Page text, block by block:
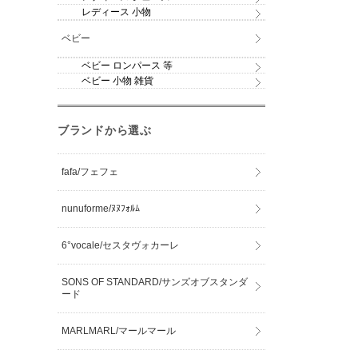
レディース 小物
ベビー
ベビー ロンパース 等
ベビー 小物 雑貨
ブランドから選ぶ
fafa/フェフェ
nunuforme/ﾇﾇﾌｫﾙﾑ
6°vocale/セスタヴォカーレ
SONS OF STANDARD/サンズオブスタンダ
ード
MARLMARL/マールマール